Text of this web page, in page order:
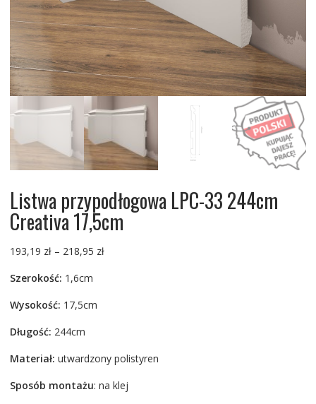
Listwa przypodłogowa LPC-33 244cm
Creativa 17,5cm
193,19 zł – 218,95 złZakres
Szerokość: 1,6cm
Wysokość: 17,5cm
Długość: 244cm
Materiał: utwardzony polistyren
Sposób montażu: na klej